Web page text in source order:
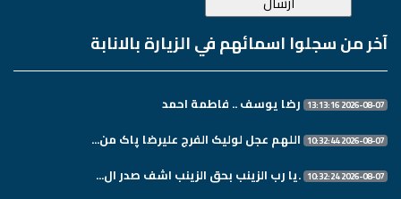
آخر من سجلوا اسمائهم في الزيارة بالانابة
2026-08-07 13:13:16 رضا يوسف .. فاطمة احمد
2026-08-07 10:32:44 اللهم عجل لولیک الفرج علیرضا پاک من...
2026-08-07 10:32:24 .یا رب الزینب بحق الزینب اشف صدر ال...